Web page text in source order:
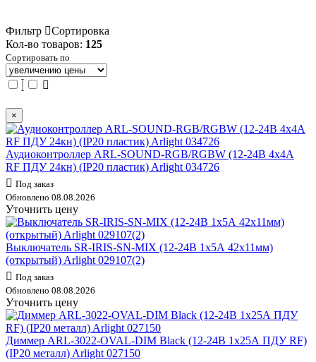
Фильтр
Сортировка
Кол-во товаров: 125
Сортировать по
×
Аудиоконтроллер ARL-SOUND-RGB/RGBW (12-24В 4х4А
RF ПДУ 24кн) (IP20 пластик) Arlight 034726
Под заказ
Обновлено 08.08.2026
Уточнить цену
Выключатель SR-IRIS-SN-MIX (12-24В 1х5А 42х11мм)
(открытый) Arlight 029107(2)
Под заказ
Обновлено 08.08.2026
Уточнить цену
Диммер ARL-3022-OVAL-DIM Black (12-24В 1х25А ПДУ RF)
(IP20 металл) Arlight 027150